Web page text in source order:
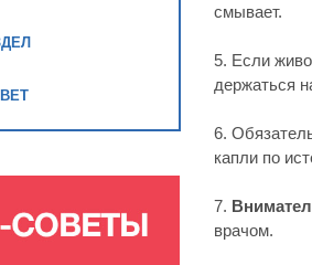
смывает.
5. Если
держаться
6.
капли по
7.
врачом.